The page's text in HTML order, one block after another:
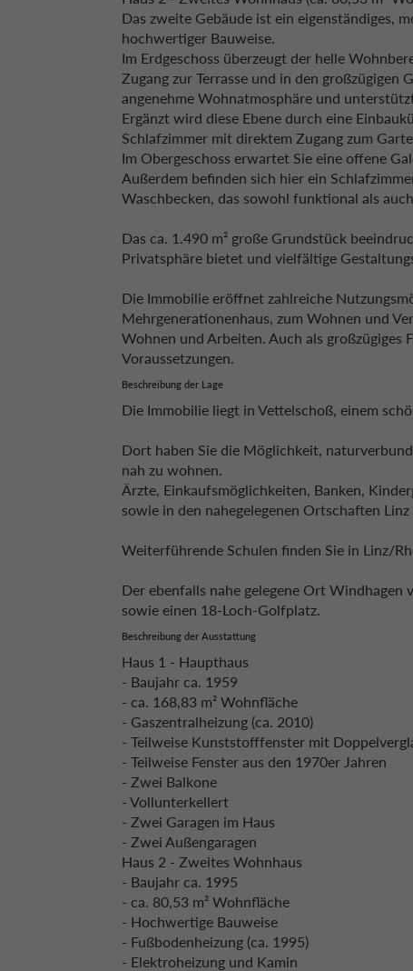
Das zweite Gebäude ist ein eigenständiges,
hochwertiger Bauweise.
Im Erdgeschoss überzeugt der helle
Zugang zur Terrasse und in den
angenehme Wohnatmosphäre und
Ergänzt wird diese Ebene durch eine
Schlafzimmer mit direktem Zugang zum
Im Obergeschoss erwartet Sie eine offene
Außerdem befinden sich hier ein
Waschbecken, das sowohl funktional als
Das ca. 1.490 m² große Grundstück
Privatsphäre bietet und vielfältige
Die Immobilie eröffnet zahlreiche
Mehrgenerationenhaus, zum Wohnen und
Wohnen und Arbeiten. Auch als großzügiges
Voraussetzungen.
Beschreibung der Lage
Die Immobilie liegt in Vettelschoß, einem
Dort haben Sie die Möglichkeit,
nah zu wohnen.
Ärzte, Einkaufsmöglichkeiten, Banken,
sowie in den nahegelegenen Ortschaften
Weiterführende Schulen finden Sie in Linz/
Der ebenfalls nahe gelegene Ort
sowie einen 18-Loch-Golfplatz.
Beschreibung der Ausstattung
Haus 1 - Haupthaus
- Baujahr ca. 1959
- ca. 168,83 m² Wohnfläche
- Gaszentralheizung (ca. 2010)
- Teilweise Kunststofffenster mit
- Teilweise Fenster aus den 1970er Jahren
- Zwei Balkone
- Vollunterkellert
- Zwei Garagen im Haus
- Zwei Außengaragen
Haus 2 - Zweites Wohnhaus
- Baujahr ca. 1995
- ca. 80,53 m² Wohnfläche
- Hochwertige Bauweise
- Fußbodenheizung (ca. 1995)
- Elektroheizung und Kamin